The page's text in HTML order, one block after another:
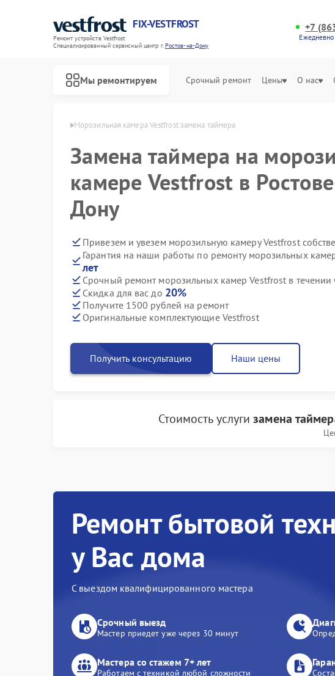
FIX-VESTFROST
Ремонт устройств Vestfrost
Специализированный cервисный центр г.Ростов-на-Дону
+7
Мы ремонтируем Срочный ремонт Цены О нас
Морозильная камера Vestfrost замена таймера
Замена таймера на
камере Vestfrost в
Дону
Привезем и увезем морозильную камеру Vestfrost
Гарантия на наши работы по ремонту морозильных
лет
Срочный ремонт морозильных камер Vestfrost в течении
Скидка для вас до 20%
Получите 1500 рублей на ремонт
Оригинальные комплектующие Vestfrost
Получить консультацию Наши цены
Стоимость услугизамена
Ремонт бытовой
у Вас дома
С выездом квалифицированного мастера
Срочный выезд
Мастер приедет уже через 30 минут
Мастера со стажем 7+ лет
Работаем с техникой любой сложности